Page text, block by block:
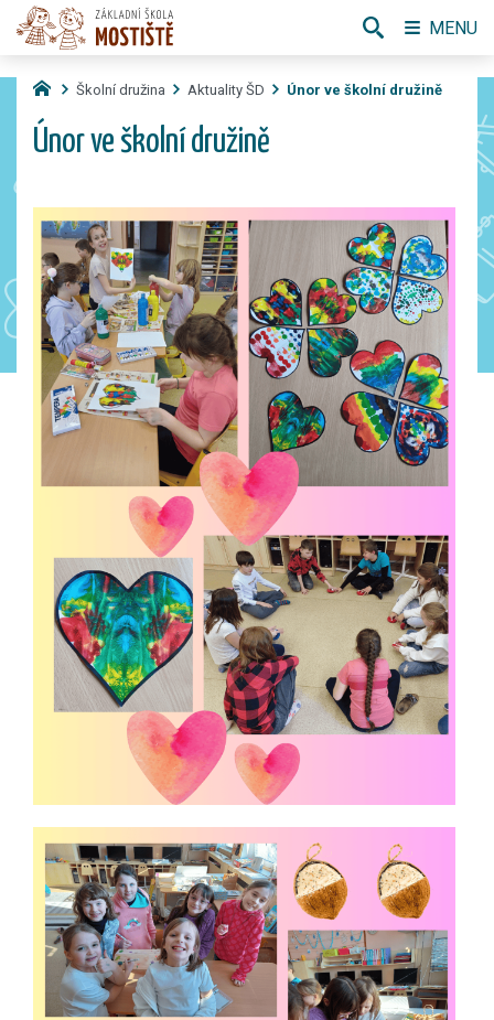
Školní družina Aktuality ŠD Únor ve školní družině
Únor ve školní družině
MENU